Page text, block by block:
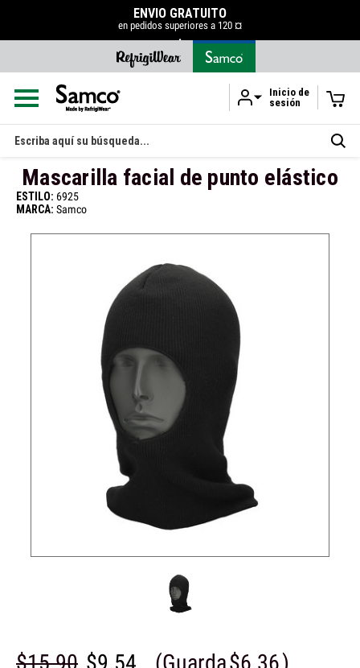
Ir al contenido principal
ENVÍO GRATUITO
en pedidos superiores a 120 ¤
.
Inicio de
sesión
Buscar
en
Mascarilla facial de punto elástico
ESTILO: 6925
MARCA: Samco